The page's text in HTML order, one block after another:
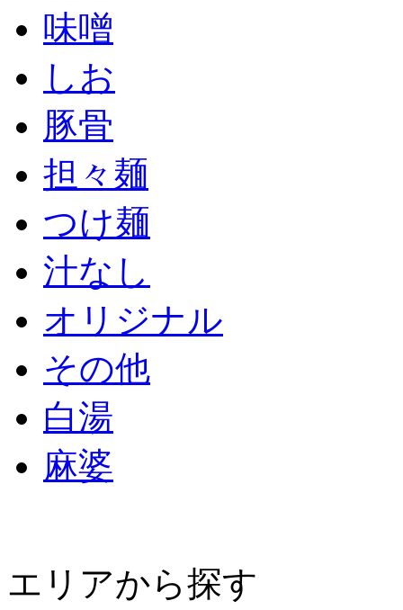
味噌
しお
豚骨
担々麺
つけ麺
汁なし
オリジナル
その他
白湯
麻婆
エリアから探す